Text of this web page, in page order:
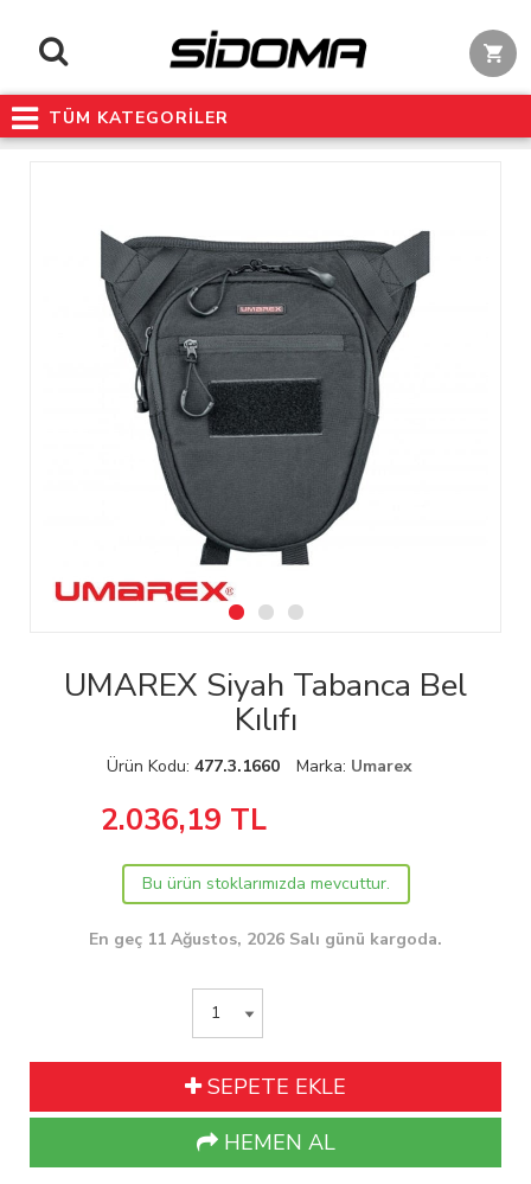
TÜM KATEGORİLER
UMAREX Siyah Tabanca Bel
Kılıfı
Ürün Kodu: 477.3.1660 Marka: Umarex
2.036,19 TL
Bu ürün stoklarımızda mevcuttur.
En geç 11 Ağustos, 2026 Salı günü kargoda.
SEPETE EKLE
HEMEN AL